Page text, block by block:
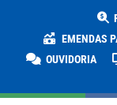
EMENDAS
OUVIDORIA